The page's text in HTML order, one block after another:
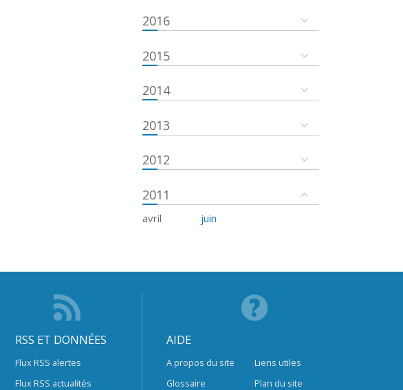
2016
2015
2014
2013
2012
2011
avril juin
RSS ET DONNÉES
Flux RSS alertes
Flux RSS actualités
AIDE
A propos du site
Glossaire
Liens utiles
Plan du site